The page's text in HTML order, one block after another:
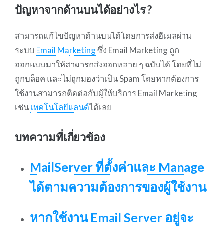
ปัญหาจากด้านบนได้อย่างไร ?
สามารถแก้ไขปัญหาด้านบนได้โดยการส่งอีเมลผ่าน
ระบบ Email Marketingซึ่ง Email Marketing ถูก
ออกแบบมาให้สามารถส่งออกหลาย ๆ ฉบับได้ โดยที่ไม่
ถูกบล็อค และไม่ถูกมองว่าเป็น Spam โดยหากต้องการ
ใช้งานสามารถติดต่อกับผู้ให้บริการ Email Marketing
เช่นเทคโนโลยีแลนด์ได้เลย
บทความที่เกี่ยวข้อง
MailServer ที่ตั้งค่าและ Manage
ได้ตามความต้องการของผู้ใช้งาน
หากใช้งาน Email Server อยู่จะ